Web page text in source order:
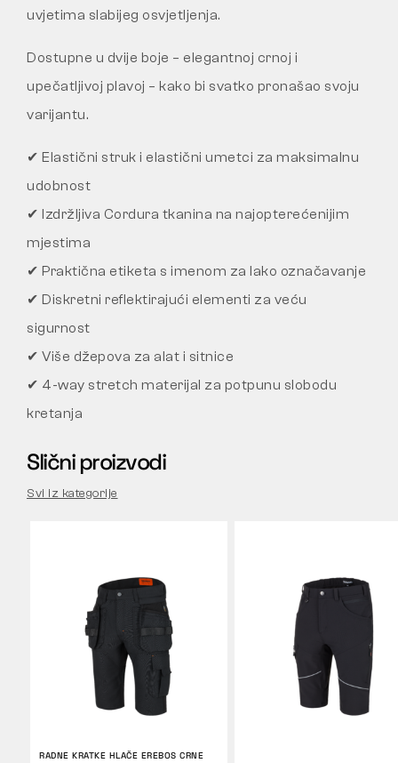
uvjetima slabijeg osvjetljenja.
Dostupne u dvije boje – elegantnoj crnoj i
upečatljivoj plavoj – kako bi svatko pronašao svoju
varijantu.
✔ Elastični struk i elastični umetci za maksimalnu
udobnost
✔ Izdržljiva Cordura tkanina na najopterećenijim
mjestima
✔ Praktična etiketa s imenom za lako označavanje
✔ Diskretni reflektirajući elementi za veću
sigurnost
✔ Više džepova za alat i sitnice
✔ 4-way stretch materijal za potpunu slobodu
kretanja
Slični proizvodi
Svi iz kategorije
RADNE KRATKE HLAČE EREBOS CRNE